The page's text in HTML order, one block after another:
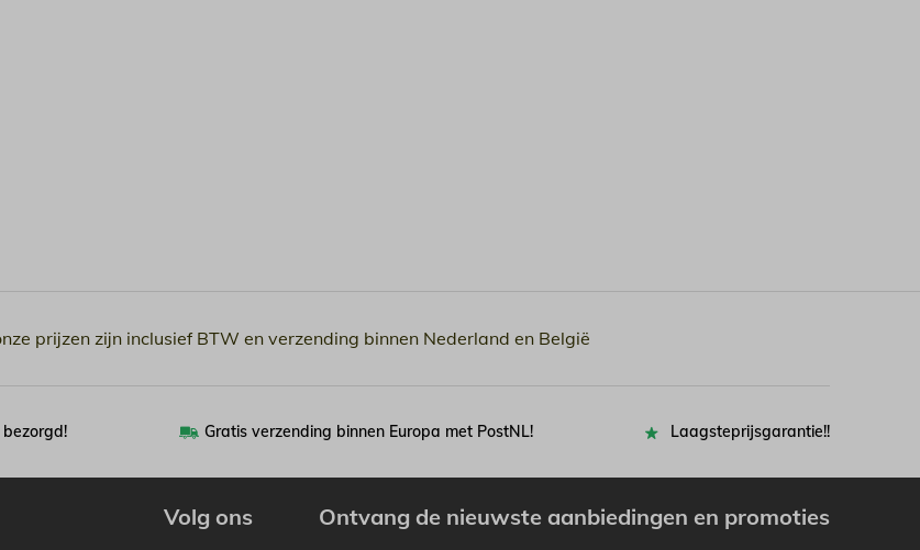
prijzen zijn inclusief BTW en verzending binnen Nederland en België
Gratis verzending binnen Europa met PostNL! Laagsteprijsgarantie!!
Volg ons Ontvang de nieuwste aanbiedingen en promoties